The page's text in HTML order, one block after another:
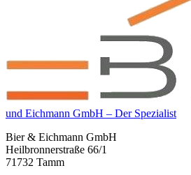
und Eichmann GmbH – Der Spezialist
Bier & Eichmann GmbH
Heilbronnerstraße 66/1
71732 Tamm